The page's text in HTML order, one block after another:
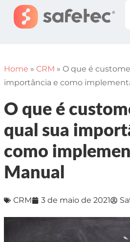
Home » CRM » O que é
importância e como
O que é
qual sua
como
Manual
CRM 3 de maio de 2021